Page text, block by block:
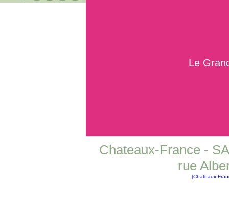
Le
Chateaux-France -
rue
[Chateaux-